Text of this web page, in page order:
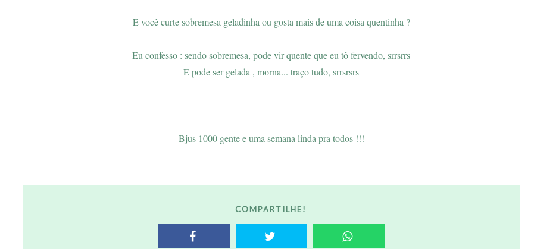
E você curte sobremesa geladinha ou gosta mais de uma coisa quentinha ?
Eu confesso : sendo sobremesa, pode vir quente que eu tô fervendo, srrsrrs
E pode ser gelada , morna... traço tudo, srrsrsrs
Bjus 1000 gente e uma semana linda pra todos !!!
COMPARTILHE!